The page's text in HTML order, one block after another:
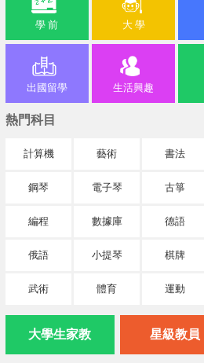
學 前 大 學
出國留學 生活興趣
熱門科目
計算機 藝術 書法
鋼琴 電子琴 古箏
編程 數據庫 德語
俄語 小提琴 棋牌
武術 體育 運動
大學生家教 星級教員